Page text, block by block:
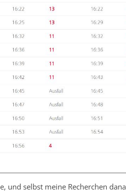
und selbst meine Recherchen